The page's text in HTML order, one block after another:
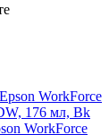
WorkForce